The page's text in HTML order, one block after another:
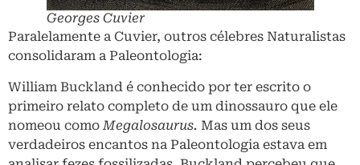
Georges Cuvier
Paralelamente a Cuvier, outros célebres Naturalistas
consolidaram a Paleontologia:
William Buckland é conhecido por ter escrito o
primeiro relato completo de um dinossauro que ele
nomeou como Megalosaurus. Mas um dos seus
verdadeiros encantos na Paleontologia estava em